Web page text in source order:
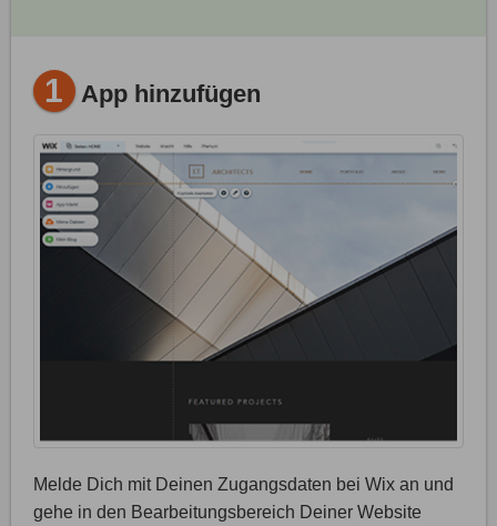
1 App hinzufügen
Melde Dich mit Deinen Zugangsdaten bei Wix an und
gehe in den Bearbeitungsbereich Deiner Website